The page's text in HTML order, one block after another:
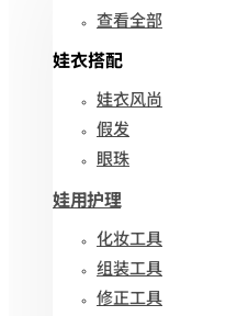
查看全部
娃衣搭配
娃衣风尚
假发
眼珠
娃用护理
化妆工具
组装工具
修正工具